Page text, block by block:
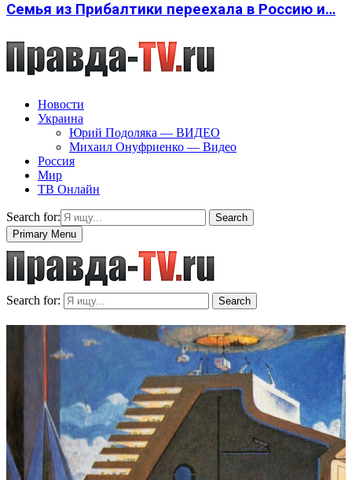
Семья из Прибалтики переехала в Россию и…
Новости
Украина
Юрий Подоляка — ВИДЕО
Михаил Онуфриенко — Видео
Россия
Мир
ТВ Онлайн
Search for:
Search
Primary Menu
Search for: Search